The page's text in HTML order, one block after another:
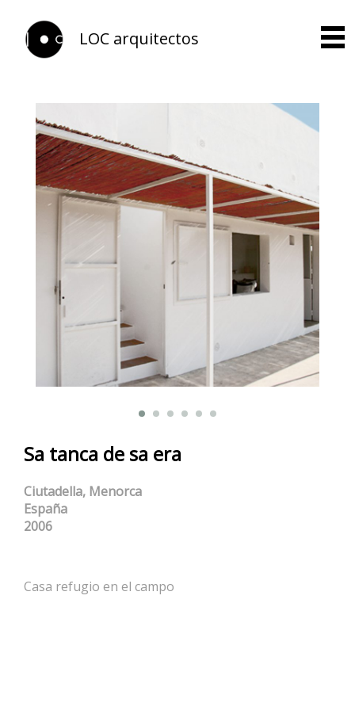
LOC arquitectos
Sa tanca de sa era
Ciutadella, Menorca
España
2006
Casa refugio en el campo